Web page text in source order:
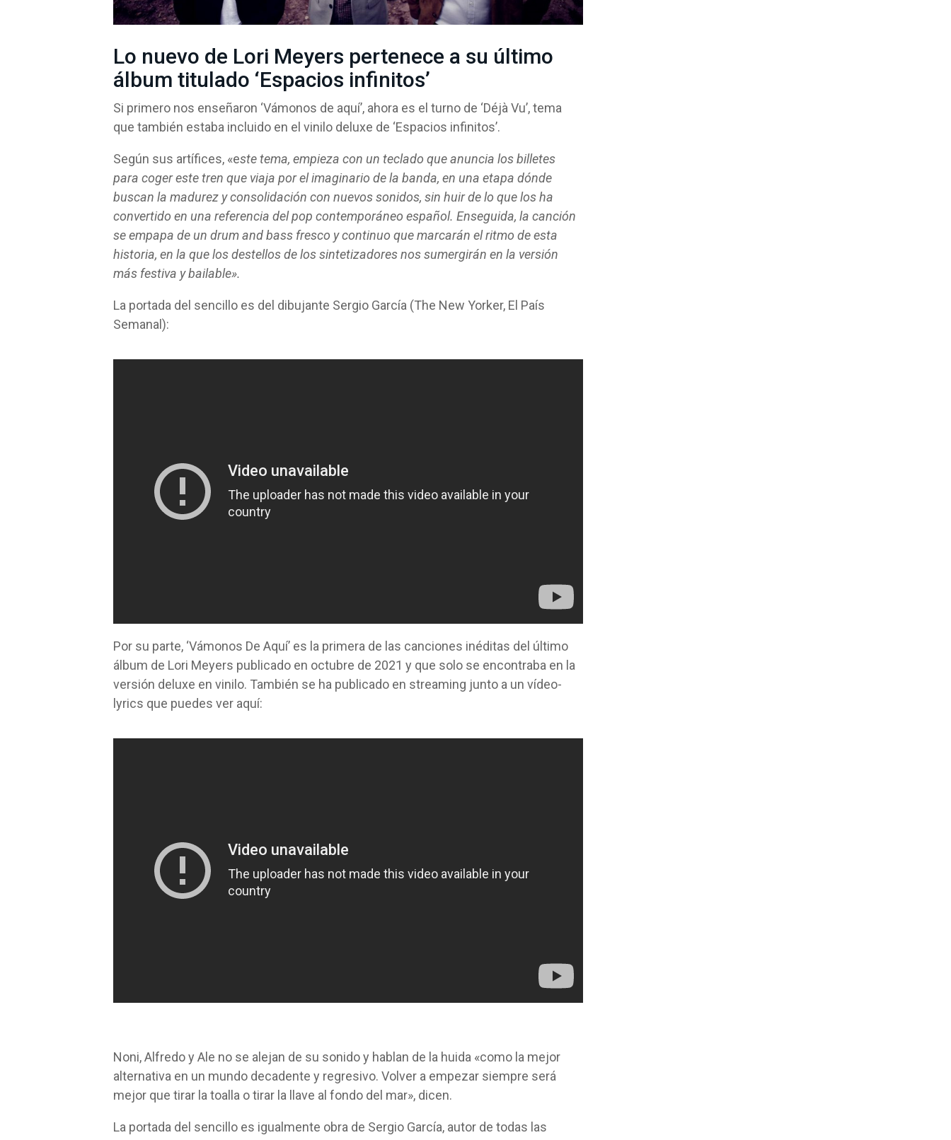
Lo nuevo de Lori Meyers pertenece a su último
álbum titulado ‘Espacios infinitos’
Si primero nos enseñaron ‘Vámonos de aquí’, ahora es el turno de ‘Déjà Vu’, tema
que también estaba incluido en el vinilo deluxe de ‘Espacios infinitos’.
Según sus artífices, «este tema, empieza con un teclado que anuncia los billetes
para coger este tren que viaja por el imaginario de la banda, en una etapa dónde
buscan la madurez y consolidación con nuevos sonidos, sin huir de lo que los ha
convertido en una referencia del pop contemporáneo español. Enseguida, la canción
se empapa de un drum and bass fresco y continuo que marcarán el ritmo de esta
historia, en la que los destellos de los sintetizadores nos sumergirán en la versión
más festiva y bailable».
La portada del sencillo es del dibujante Sergio García (The New Yorker, El País
Semanal):
Por su parte, ‘Vámonos De Aquí’ es la primera de las canciones inéditas del último
álbum de Lori Meyers publicado en octubre de 2021 y que solo se encontraba en la
versión deluxe en vinilo. También se ha publicado en streaming junto a un vídeo-
lyrics que puedes ver aquí:
Noni, Alfredo y Ale no se alejan de su sonido y hablan de la huida «como la mejor
alternativa en un mundo decadente y regresivo. Volver a empezar siempre será
mejor que tirar la toalla o tirar la llave al fondo del mar», dicen.
La portada del sencillo es igualmente obra de Sergio García, autor de todas las